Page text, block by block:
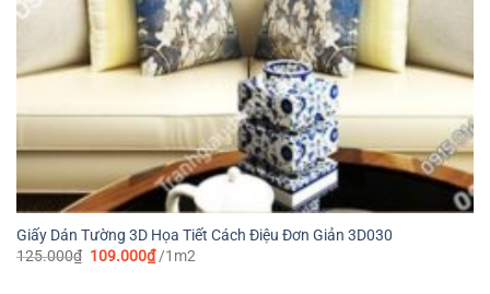
Giấy Dán Tường 3D Họa Tiết Cách Điệu Đơn Giản 3D030
125.000₫ Giá
109.000₫Giá
hiện
/1m2